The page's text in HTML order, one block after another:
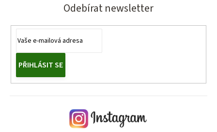
Odebírat newsletter
PŘIHLÁSIT SE